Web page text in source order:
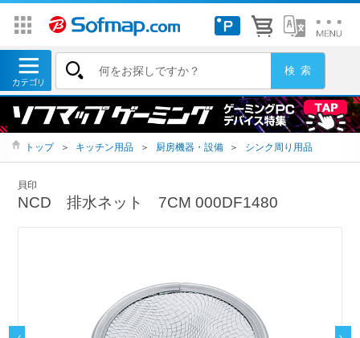
トップ ＞ キッチン用品 ＞ 厨房機器・設備 ＞ シンク周り用品
貝印
NCD 排水ネット 7CM 000DF1480